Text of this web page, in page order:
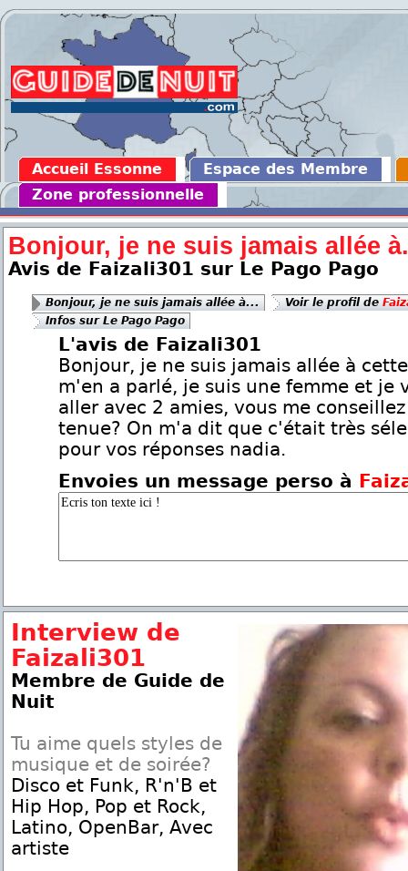
Accueil Essonne
Espace des Membre
Zone professionnelle
Bonjour, je ne suis jamais allée
Avis de Faizali301 sur Le Pago Pago
Bonjour, je ne suis jamais allée à... Voir le profil de
Infos sur Le Pago Pago
L'avis de Faizali301
Bonjour, je ne suis jamais allée à
m'en a parlé, je suis une femme et je
aller avec 2 amies, vous me
tenue? On m'a dit que c'était très
pour vos réponses nadia.
Envoies un message perso à
Interview de
Faizali301
Membre de Guide de
Nuit
Tu aime quels styles de
musique et de soirée?
Disco et Funk, R'n'B et
Hip Hop, Pop et Rock,
Latino, OpenBar, Avec
artiste